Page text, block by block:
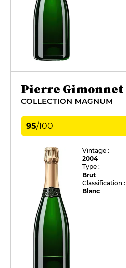
Pierre Gimonnet
COLLECTION MAGNUM
95/100
Vintage :
2004
Type :
Brut
Classification :
Blanc